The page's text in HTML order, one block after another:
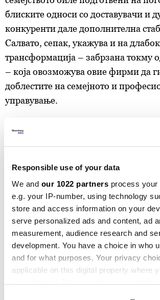
Responsible use of your data
We and our 1022 partners process your
e.g. your IP-number, using technology
store and access information on your
serve personalized ads and content, ad
measurement, audience research and
development. You have a choice in who
and for what purposes. Your privacy
applicable on this digital property where
your choices. You can change or
блиските односи со доставувачи и
конкуренти дале дополнителна
Салвато, сепак, укажува и на
трансформација – забрзана токму
– која овозможува овие фирми да
доблестите на семејното и
управување.
Овие фирми сега ги водат нови
раководители, кои се подобро
од работа во други компании – и
да го направат тоа без големи
кои порано често ги следеле
генерации. Компаниите што
генерациска транзиција помеѓу
година имале 7,4 отсто поголем
3,5 отсто поголем принос на
11,5 отсто поголем годишен раст на
Околу 8 отсто од нив ги отвориле
надворешен капитал – преку